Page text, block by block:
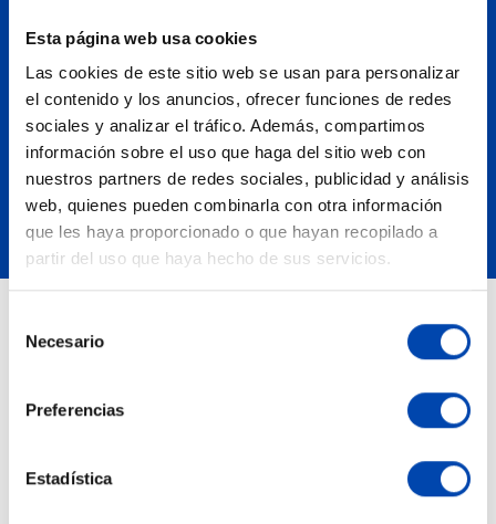
Esta página web usa cookies
Las cookies de este sitio web se usan para personalizar
el contenido y los anuncios, ofrecer funciones de redes
sociales y analizar el tráfico. Además, compartimos
información sobre el uso que haga del sitio web con
nuestros partners de redes sociales, publicidad y análisis
web, quienes pueden combinarla con otra información
que les haya proporcionado o que hayan recopilado a
partir del uso que haya hecho de sus servicios.
Necesario
Preferencias
Estadística
Polígon Industrial Agro Reus
C/ Recasens i Mercadé, 71
43206Reus(Tarragona)
Tel.+34 977 106 222
Cómo llegar
PRODUCTOS